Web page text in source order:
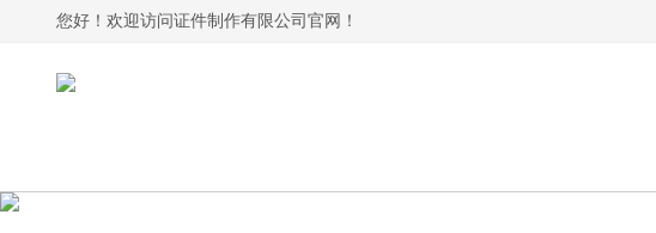
您好！欢迎访问证件制作有限公司官网！